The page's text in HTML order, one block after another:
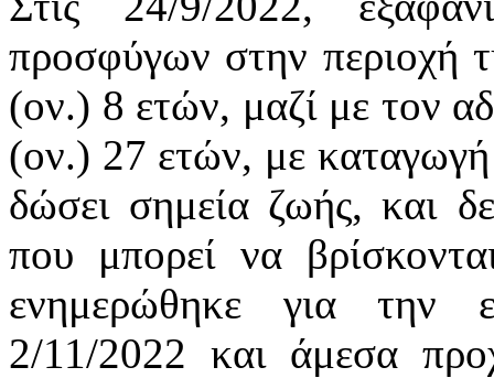
προσφύγων στην περιοχή
(ον.) 8 ετών, μαζί με τον
(ον.) 27 ετών, με
δώσει σημεία ζωής, και
που μπορεί να
ενημερώθηκε για την
2/11/2022 και άμεσα